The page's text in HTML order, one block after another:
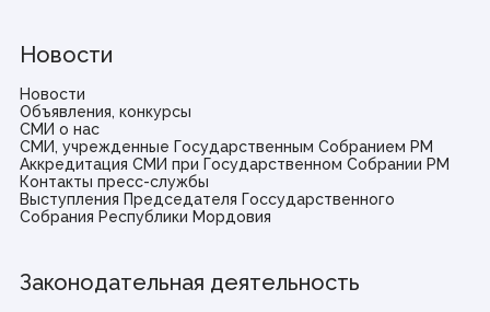
Новости
Новости
Объявления, конкурсы
СМИ о нас
СМИ, учрежденные Государственным Собранием РМ
Аккредитация СМИ при Государственном Собрании РМ
Контакты пресс-службы
Выступления Председателя Госсударственного
Собрания Республики Мордовия
Законодательная деятельность